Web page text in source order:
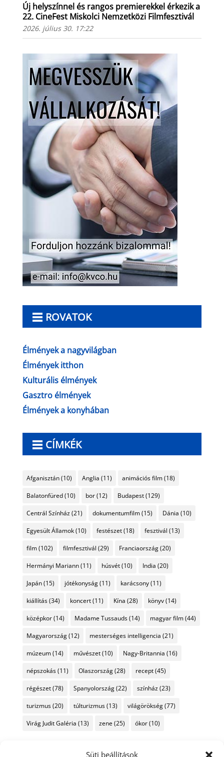
Süti beállítások
Új helyszínnel és rangos premierekkel érkezik a
22. CineFest Miskolci Nemzetközi Filmfesztivál
2026. július 30. 17:22
ROVATOK
Élmények a nagyvilágban
Élmények itthon
Kulturális élmények
Gasztro élmények
Élmények a konyhában
CÍMKÉK
Afganisztán(10) Anglia (11) animációs film(18)
Balatonfüred(10) bor(12) Budapest(129)
Centrál Színház(21) dokumentumfilm(15) Dánia (10)
Egyesült Államok(10) festészet(18) fesztivál (13)
film(102) filmfesztivál (29) Franciaország(20)
Hermányi Mariann(11) húsvét(10) India (20)
Japán(15) jótékonyság(11) karácsony(11)
kiállítás(34) koncert(11) Kína (28) könyv(14)
középkor(14) Madame Tussauds(14) magyar film(44)
Magyarország(12) mesterséges intelligencia (21)
múzeum(14) művészet(10) Nagy-Britannia (16)
népszokás(11) Olaszország(28) recept(45)
régészet(78) Spanyolország(22) színház(23)
turizmus(20) túlturizmus(13) világörökség(77)
Virág Judit Galéria (13) zene (25) ókor(10)